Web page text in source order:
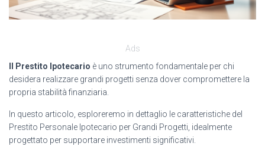
Ads
Il Prestito Ipotecario è uno strumento fondamentale per chi
desidera realizzare grandi progetti senza dover compromettere la
propria stabilità finanziaria.
In questo articolo, esploreremo in dettaglio le caratteristiche del
Prestito Personale Ipotecario per Grandi Progetti, idealmente
progettato per supportare investimenti significativi.